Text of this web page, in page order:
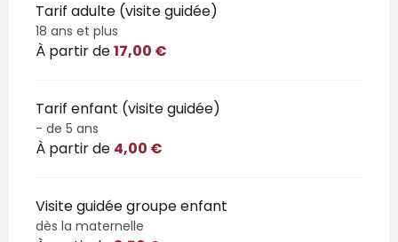
Tarif adulte (visite guidée)
18 ans et plus
À partir de17,00 €
Tarif enfant (visite guidée)
- de 5 ans
À partir de 4,00 €
Visite guidée groupe enfant
dès la maternelle